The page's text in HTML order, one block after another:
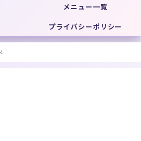
メニュー一覧
プライバシーポリシー